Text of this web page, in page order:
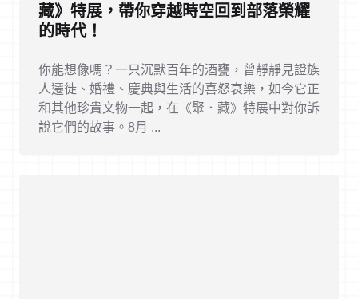
藏》特展，帶你穿越時空回到部落榮耀
的時代！
你能想像嗎？一只沉默百年的酒甕，曾靜靜見證族
人遷徙、婚禮、慶典與生活的喜怒哀樂，如今它正
和其他珍貴文物一起，在《聚．藏》特展中對你訴
說它們的故事。8月 ...